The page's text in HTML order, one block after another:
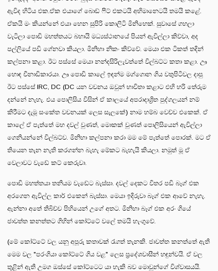
ඇවිද හිටිය එක.ඒක එයාගේ බොඩ් ෆිට් එකටයි අභිමානෙටයි තමයි කළේ.
ඒකයි මං කියන්නේ එයා හෙන සුපිරි කොලිටි මිනිහෙක්. සුවාසේ ගහලා
වැටිලා පොඩි මහත්තයට බහායි මධ්‍යස්ථානයේ පියන් ඇවිල්ලා කිව්වා, අද
පල්ලියේ පඩි ගේනවා කියලා. මිනිහා නිකං කිව්වේ. මෙයා එක ටිකත් තදින්
කල්පනා කළා. ඊට පස්සේ මෙයා නන්දසිරිලැවත්තේ විල්බට්ට කතා කළා. ඌ
හොඳ චීනාඩිකාරයා. ඌ පොඩි කාලේ ඉඳන්ම මග්ගොන ගිය වතුපිටිවල දාපු
ඊට පස්සේ IRC, DC (DC යන වචනය ඔවුන් භාවිතා කළාට එහි හරි තේරුම
දන්නේ නැහැ. එය පොලිසිය විසින් ඒ කාලයේ අපරාදාශ්‍රිත පුද්ගලයන් නම්
කිරීමට දැමූ සංකේත වචනයක් ලෙස සැලකේ) නාම හම්බ වෙච්ච එකෙක්. ඒ
කාලේ ඒ පැත්තේ මහ දවල් වුණත්, මොකක් වුණත් පොලිසියෙන් ඇවිල්ලා
ගෙනියන්නේ විල්බට්ව. මිනිහා කල්පනා කරා මම මේ පැත්තේ පොරක්. මට ඒ
තියෙන තැන නැති කරගන්න බැහැ මේකට බැහැයි කියලා. නමුත් මූ ඒ
වෙලාවට වැඩේ කට් කෙරුවා.
පොඩි මහත්තයා තනියම වැඩේට බැස්සා. දවල් දෙකට විතර පඩි බෑග් එක
අරගෙන ඇවිල්ල කාර් එකෙන් බැස්සා. මෙයා ඉදිරුවා බෑග් එක ආවේ නැහැ.
ඇන්නා අතේ තිබිච්ච පිහියෙන් උගේ අතට. මිනිහා බෑග් එක අරං ගියේ
ජාවත්ත කනත්තට ගිහින් කෝට්ටේ වලේ තමයි හැංගුවේ.
(මේ කෝට්ටේ වල යනු අපූරු කතාවක් රැගත් තැනකි. ජාවත්ත කනත්තේ ඇති
මෙම වල "පරංගියා කෝට්ටේ ගිය වළ" ලෙස ප්‍රදේශවාසීන් හඳුන්වයි. ඒ වල
තුළින් ඇති උමග ඔස්සේ කෝට්ටෙට යා හැකි බව මොවුන්ගේ විශ්වාසයයි.